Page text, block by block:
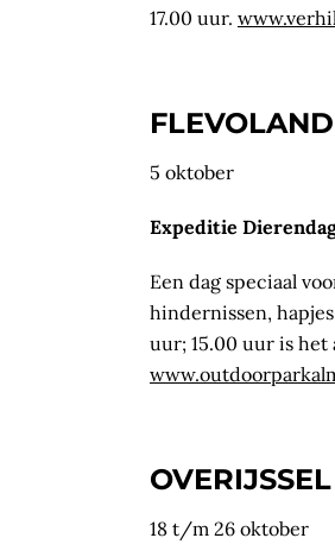
17.00 uur.
FLEVOLAND
5 oktober
Expeditie
Een dag speciaal
hindernissen,
uur; 15.00 uur is het
OVERIJSSEL
18 t/m 26 oktober